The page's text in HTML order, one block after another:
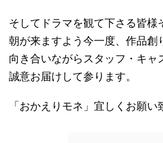
そしてドラマを観て下さる皆様
朝が来ますよう今一度、作品創
向き合いながらスタッフ・キャ
誠意お届けして参ります。
「おかえりモネ」宜しくお願い